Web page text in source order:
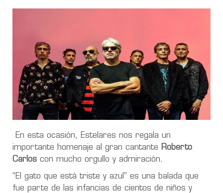
En esta ocasión, Estelares nos regala un
importante homenaje al gran cantante Roberto
Carlos con mucho orgullo y admiración.
“El gato que está triste y azul” es una balada que
fue parte de las infancias de cientos de niños y